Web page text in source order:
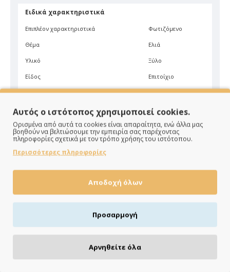
Ειδικά χαρακτηριστικά
Επιπλέον χαρακτηριστικά Φωτιζόμενο
Θέμα Ελιά
Υλικό Ξύλο
Είδος Επιτοίχιο
Χρώμα Πράσινο
Άμεση αποστολή της παραγγελίας σου σε 1 - 2 εργάσιμες
ΠΛΗΡΩΝΕΙΣ ΟΠΩΣ ΘΕΣ
Αυτός ο ιστότοπος χρησιμοποιεί cookies.
Ορισμένα από αυτά τα cookies είναι απαραίτητα, ενώ άλλα μας
βοηθούν να βελτιώσουμε την εμπειρία σας παρέχοντας
πληροφορίες σχετικά με τον τρόπο χρήσης του ιστότοπου.
Περισσότερες πληροφορίες
Αποδοχή όλων
Προσαρμογή
Αρνηθείτε όλα